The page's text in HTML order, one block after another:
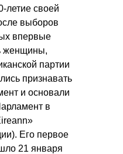
летие своей
выборов
впервые
женщины,
партии
признавать
и основали
в
Его первое
21 января